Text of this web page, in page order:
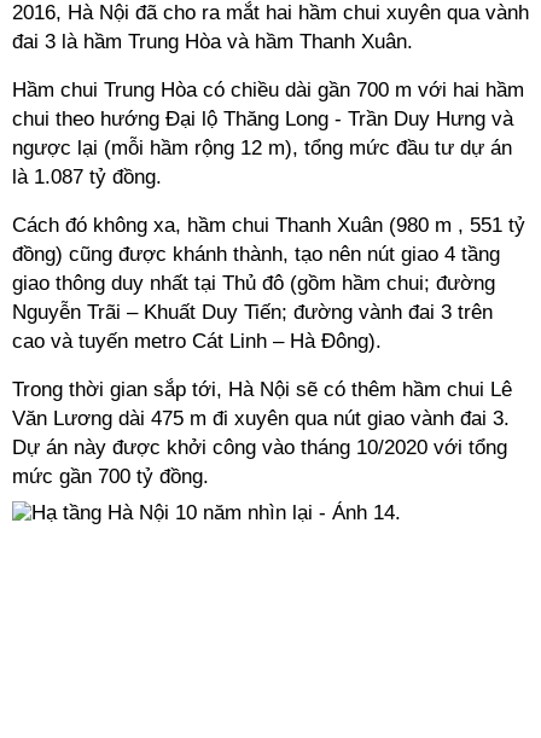
2016, Hà Nội đã cho ra mắt hai hầm chui xuyên qua vành
đai 3 là hầm Trung Hòa và hầm Thanh Xuân.
Hầm chui Trung Hòa có chiều dài gần 700 m với hai hầm
chui theo hướng Đại lộ Thăng Long - Trần Duy Hưng và
ngược lại (mỗi hầm rộng 12 m), tổng mức đầu tư dự án
là 1.087 tỷ đồng.
Cách đó không xa, hầm chui Thanh Xuân (980 m , 551 tỷ
đồng) cũng được khánh thành, tạo nên nút giao 4 tầng
giao thông duy nhất tại Thủ đô (gồm hầm chui; đường
Nguyễn Trãi – Khuất Duy Tiến; đường vành đai 3 trên
cao và tuyến metro Cát Linh – Hà Đông).
Trong thời gian sắp tới, Hà Nội sẽ có thêm hầm chui Lê
Văn Lương dài 475 m đi xuyên qua nút giao vành đai 3.
Dự án này được khởi công vào tháng 10/2020 với tổng
mức gần 700 tỷ đồng.